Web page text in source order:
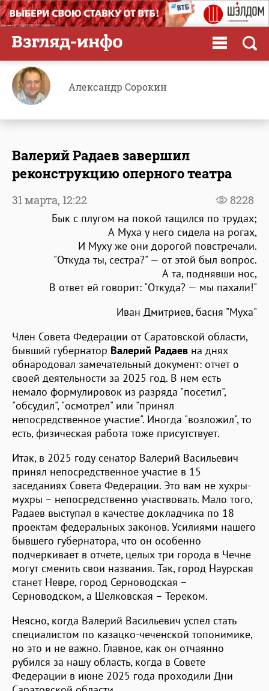
Александр Сорокин
Валерий Радаев завершил
реконструкцию оперного театра
8228
31 марта, 12:22
Бык с плугом на покой тащился по трудах;
А Муха у него сидела на рогах,
И Муху же они дорогой повстречали.
"Откуда ты, сестра?" — от этой был вопрос.
А та, поднявши нос,
В ответ ей говорит: "Откуда? — мы пахали!"
Иван Дмитриев, басня "Муха"
Член Совета Федерации от Саратовской области,
бывший губернатор Валерий Радаев на днях
обнародовал замечательный документ: отчет о
своей деятельности за 2025 год. В нем есть
немало формулировок из разряда "посетил",
"обсудил", "осмотрел" или "принял
непосредственное участие". Иногда "возложил", то
есть, физическая работа тоже присутствует.
Итак, в 2025 году сенатор Валерий Васильевич
принял непосредственное участие в 15
заседаниях Совета Федерации. Это вам не хухры-
мухры – непосредственно участвовать. Мало того,
Радаев выступал в качестве докладчика по 18
проектам федеральных законов. Усилиями нашего
бывшего губернатора, что он особенно
подчеркивает в отчете, целых три города в Чечне
могут сменить свои названия. Так, город Наурская
станет Невре, город Серноводская –
Серноводском, а Шелковская – Тереком.
Неясно, когда Валерий Васильевич успел стать
специалистом по казацко-чеченской топонимике,
но это и не важно. Главное, как он отчаянно
рубился за нашу область, когда в Совете
Федерации в июне 2025 года проходили Дни